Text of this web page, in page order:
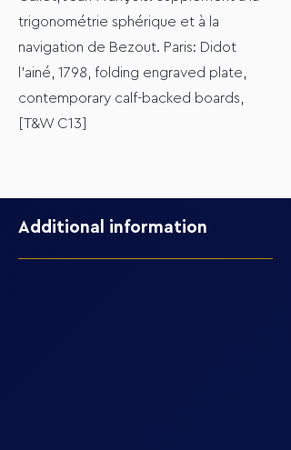
trigonométrie sphérique et à la
navigation de Bezout. Paris: Didot
l'ainé, 1798, folding engraved plate,
contemporary calf-backed boards,
[T&W C13]
Additional information